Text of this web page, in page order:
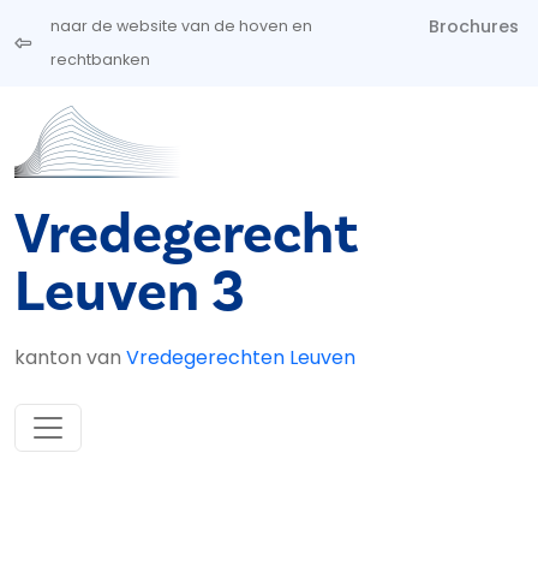
Overslaan en naar de inhoud gaan
naar de website van de hoven en
rechtbanken
Brochures
Vredegerecht
Leuven 3
kanton van Vredegerechten Leuven